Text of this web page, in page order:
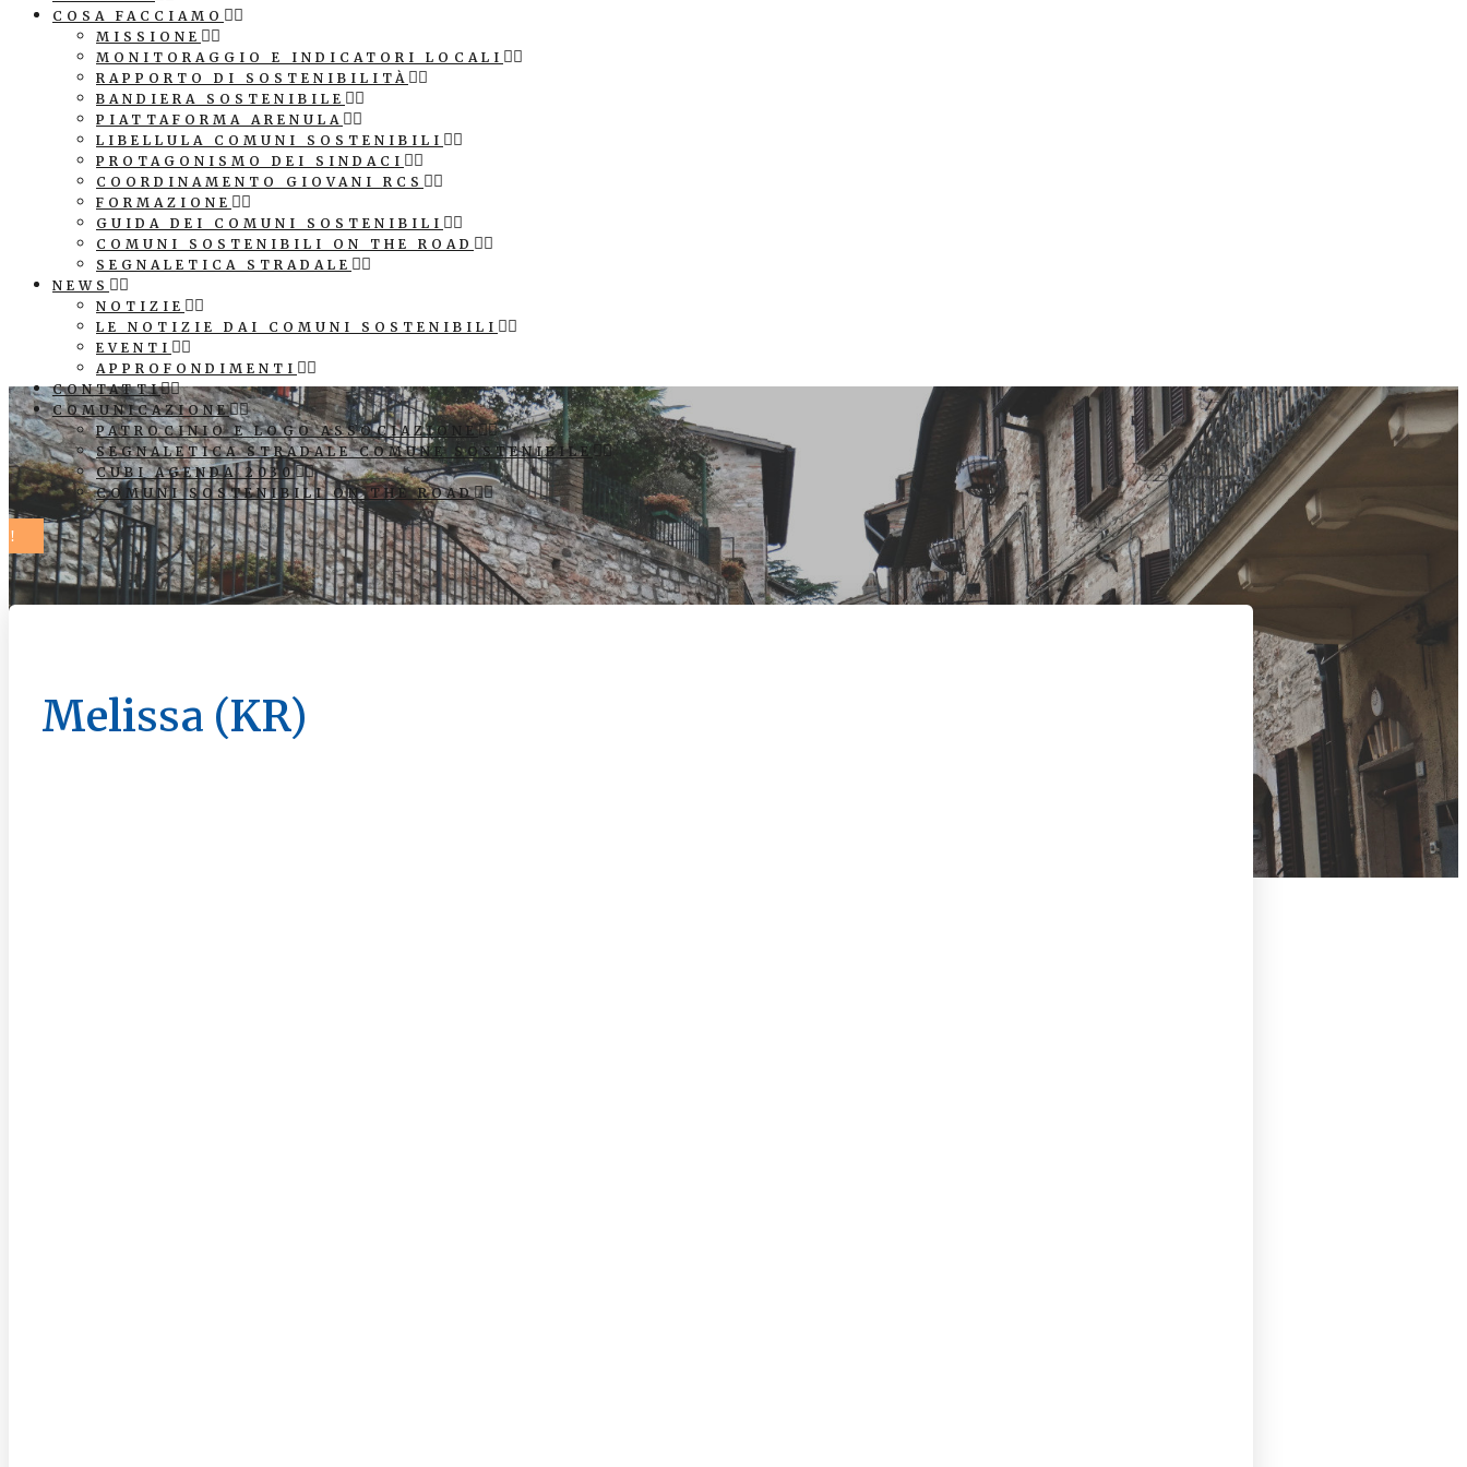
COSA FACCIAMO
MISSIONE
MONITORAGGIO E INDICATORI LOCALI
RAPPORTO DI SOSTENIBILITÀ
BANDIERA SOSTENIBILE
PIATTAFORMA ARENULA
LIBELLULA COMUNI SOSTENIBILI
PROTAGONISMO DEI SINDACI
COORDINAMENTO GIOVANI RCS
FORMAZIONE
GUIDA DEI COMUNI SOSTENIBILI
COMUNI SOSTENIBILI ON THE ROAD
SEGNALETICA STRADALE
NEWS
NOTIZIE
LE NOTIZIE DAI COMUNI SOSTENIBILI
EVENTI
APPROFONDIMENTI
CONTATTI
COMUNICAZIONE
PATROCINIO E LOGO ASSOCIAZIONE
SEGNALETICA STRADALE COMUNE SOSTENIBILE
CUBI AGENDA 2030
COMUNI SOSTENIBILI ON THE ROAD
Melissa (KR)